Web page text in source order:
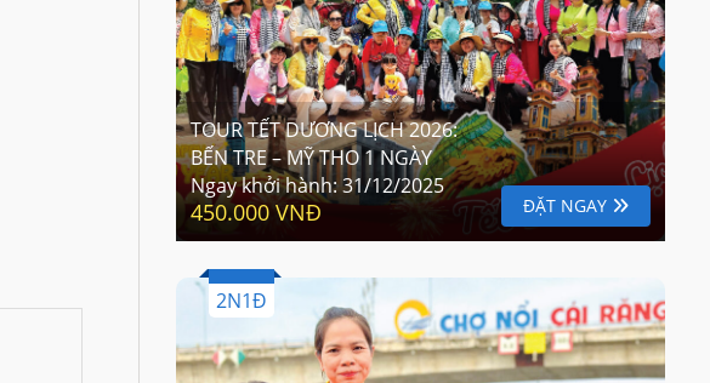
TOUR TẾT DƯƠNG LỊCH 2026:
BẾN TRE – MỸ THO 1 NGÀY
Ngay khởi hành:31/12/2025
450.000 VNĐ ĐẶT NGAY
2N1Đ